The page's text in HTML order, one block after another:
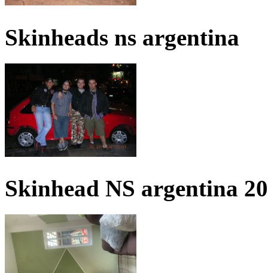
Skinheads ns argentina
Skinhead NS argentina